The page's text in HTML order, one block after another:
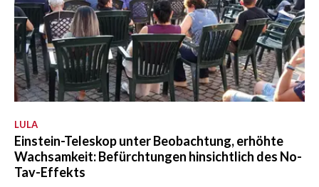
LULA
Einstein-Teleskop unter Beobachtung, erhöhte
Wachsamkeit: Befürchtungen hinsichtlich des No-
Tav-Effekts